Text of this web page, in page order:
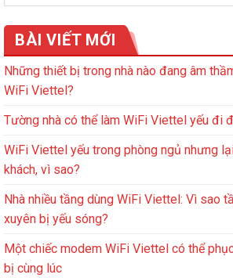
BÀI VIẾT MỚI
Những thiết bị trong nhà nào đang âm
WiFi Viettel?
Tường nhà có thể làm WiFi Viettel yếu đi
WiFi Viettel yếu trong phòng ngủ nhưng
khách, vì sao?
Nhà nhiều tầng dùng WiFi Viettel: Vì sao
xuyên bị yếu sóng?
Một chiếc modem WiFi Viettel có thể
bị cùng lúc